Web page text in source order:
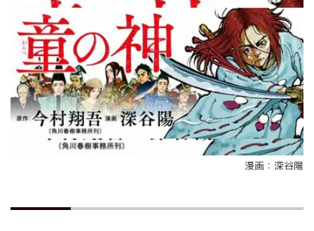
漫画：深谷陽